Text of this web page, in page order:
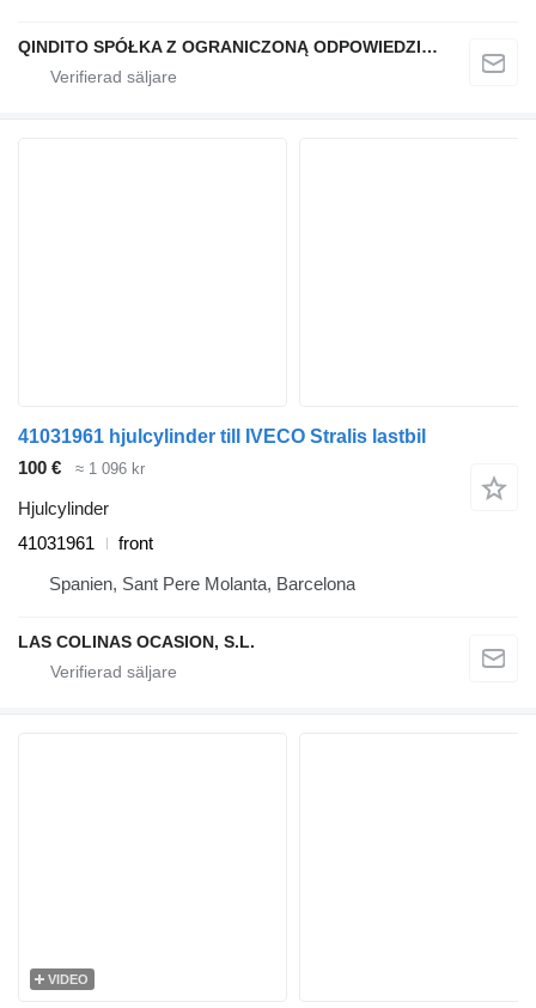
QINDITO SPÓŁKA Z OGRANICZONĄ ODPOWIEDZIALNOŚCIĄ
41031961 hjulcylinder till IVECO Stralis lastbil
100 €
≈ 1 096 kr
Hjulcylinder
41031961
front
Spanien, Sant Pere Molanta, Barcelona
LAS COLINAS OCASION, S.L.
VIDEO